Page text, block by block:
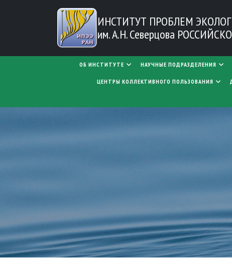
Перейти к основному содержанию
ИНСТИТУТ ПРОБЛЕМ
им. А.Н. Северцова
MAIN NAVIGATION
ОБ ИНСТИТУТЕ НАУЧНЫЕ ПОДРАЗДЕЛЕНИЯ
ЦЕНТРЫ КОЛЛЕКТИВНОГО ПОЛЬЗОВАНИЯ